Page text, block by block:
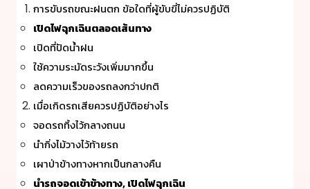
การขับรถขณะฝนตก ข้อใดที่ผู้ขับขี่ไม่ควรปฏิบัติ
เปิดไฟฉุกเฉินตลอดเส้นทาง
เปิดที่ปัดน้ำฝน
ใช้ความระมัดระวังเพิ่มมากขึ้น
ลดความเร็วของรถลงกว่าปกติ
เมื่อเกิดรถเสียควรปฏิบัติอย่างไร
จอดรถทิ้งไว้กลางถนน
นำกิ่งไม้วางไว้ท้ายรถ
เผาป่าข้างทางหากเป็นกลางคืน
นำรถจอดเข้าข้างทาง, เปิดไฟฉุกเฉิน